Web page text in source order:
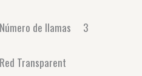
Número de llamas 3
Red Transparent